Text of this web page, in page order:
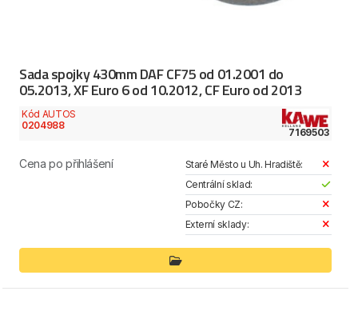
Sada spojky 430mm DAF CF75 od 01.2001 do
05.2013, XF Euro 6 od 10.2012, CF Euro od 2013
Kód AUTOS
0204988
7169503
Cena po přihlášení
Staré Město u Uh. Hradiště:
Centrální sklad:
Pobočky CZ:
Externí sklady: